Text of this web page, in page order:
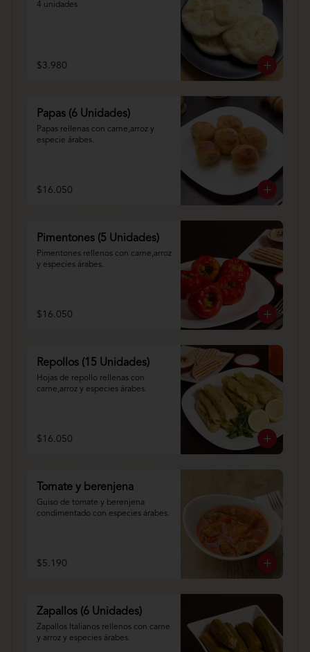
4 unidades
$3.980
Papas (6 Unidades)
Papas rellenas con carne,arroz y
especie árabes.
$16.050
Pimentones (5 Unidades)
Pimentones rellenos con carne,arroz
y especies árabes.
$16.050
Repollos (15 Unidades)
Hojas de repollo rellenas con
carne,arroz y especies árabes.
$16.050
Tomate y berenjena
Guiso de tomate y berenjena
condimentado con especies árabes.
$5.190
Zapallos (6 Unidades)
Zapallos Italianos rellenos con carne
y arroz y especies árabes.